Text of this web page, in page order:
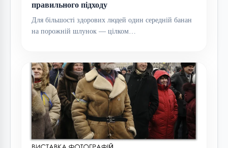
правильного підходу
Для більшості здорових людей один середній банан
на порожній шлунок — цілком…